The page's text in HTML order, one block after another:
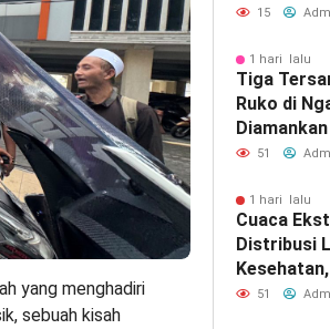
yang menghadiri
sebuah kisah
Jenazah di
15
1 hari lalu
Tiga
Ruko di
Surabaya
51
1 hari lalu
Cuaca
Distribusi
Bawean
51